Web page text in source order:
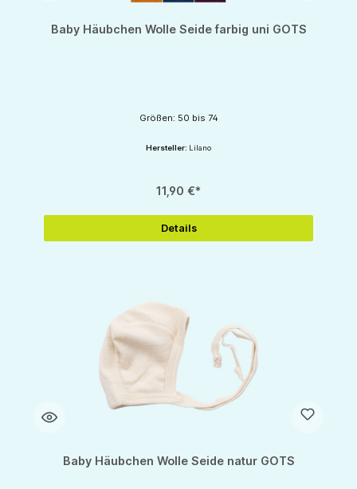
Baby Häubchen Wolle Seide farbig uni GOTS
Größen: 50 bis 74
Hersteller: Lilano
11,90 €*
Details
Baby Häubchen Wolle Seide natur GOTS